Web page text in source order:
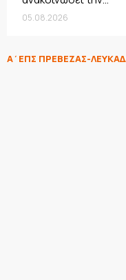
05.08.2026
Α΄ΕΠΣ ΠΡΕΒΕΖΑΣ-